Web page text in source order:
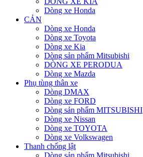
Dòng xe Honda
CẢN
Dòng xe Honda
Dòng xe Toyota
Dòng xe Kia
Dòng sản phẩm Mitsubishi
DÒNG XE PERODUA
Dòng xe Mazda
Phụ tùng thân xe
Dòng DMAX
Dòng xe FORD
Dòng sản phẩm MITSUBISHI
Dòng xe Nissan
Dòng xe TOYOTA
Dòng xe Volkswagen
Thanh chống lật
Dòng sản phẩm Mitsubishi